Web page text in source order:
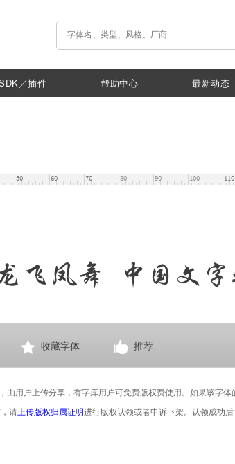
／插件 帮助中心 最新动态
飞凤舞 中国文字
收藏字体 推荐
由用户上传分享，有字库用户可免费版权费使用。如果该字体
请 上传版权归属证明进行版权认领或者申诉下架。认领成功